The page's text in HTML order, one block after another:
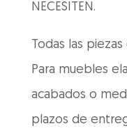
NECESITEN.
Todas las
Para muebles
acabados o
plazos de